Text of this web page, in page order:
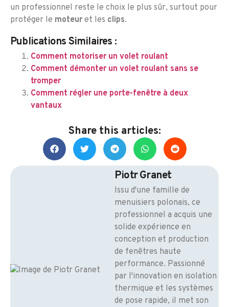
un professionnel reste le choix le plus sûr, surtout pour
protéger le moteur et les clips.
Publications Similaires :
Comment motoriser un volet roulant
Comment démonter un volet roulant sans se
tromper
Comment régler une porte-fenêtre à deux
vantaux
Share this articles:
Piotr Granet
Issu d'une famille de
menuisiers polonais, ce
professionnel a acquis une
solide expérience en
conception et production
de fenêtres haute
performance. Passionné
par l'innovation en isolation
thermique et les systèmes
de pose rapide, il met son